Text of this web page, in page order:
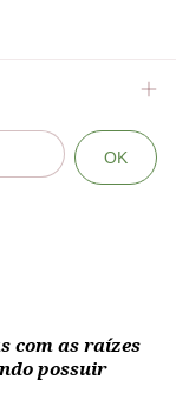
Alterar CEP
OK
com as raízes
possuir